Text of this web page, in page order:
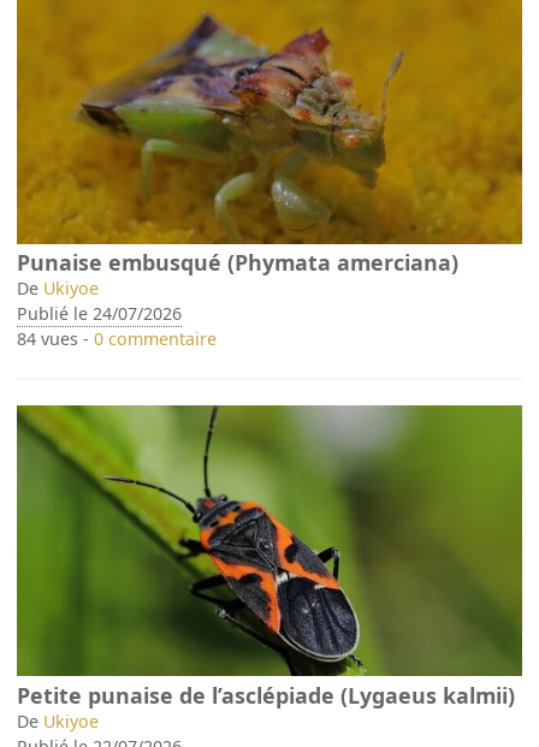
Punaise embusqué (Phymata amerciana)
De Ukiyoe
Publié le 24/07/2026
84 vues -0 commentaire
Petite punaise de l’asclépiade (Lygaeus kalmii)
De Ukiyoe